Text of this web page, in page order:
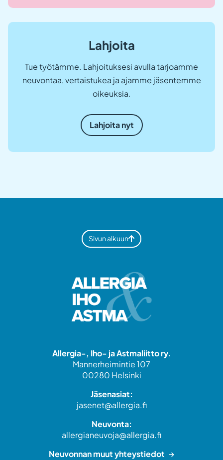
Lahjoita
Tue työtämme. Lahjoituksesi avulla tarjoamme
neuvontaa, vertaistukea ja ajamme jäsentemme
oikeuksia.
Lahjoita nyt
Sivun alkuun
Allergia-, Iho- ja Astmaliitto ry.
Mannerheimintie 107
00280 Helsinki
Jäsenasiat:
jasenet@allergia.fi
Neuvonta:
allergianeuvoja@allergia.fi
Neuvonnan muut yhteystiedot